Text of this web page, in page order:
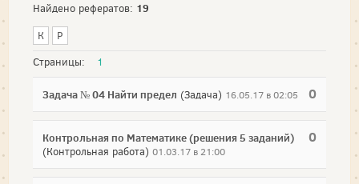
Найдено рефератов: 19
К
Р
Страницы:
1
0
Задача № 04 Найти предел (Задача) 16.05.17 в 02:05
0
Контрольная по Математике (решения 5 заданий)
(Контрольная работа) 01.03.17 в 21:00